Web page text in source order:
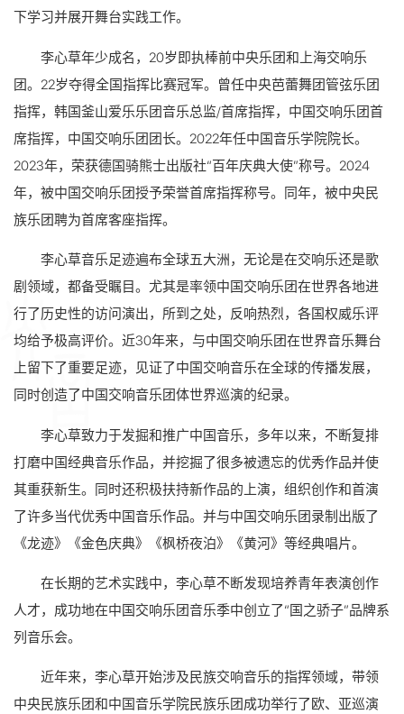
下学习并展开舞台实践工作。
李心草年少成名，20岁即执棒前中央乐团和上海交响乐
团。22岁夺得全国指挥比赛冠军。曾任中央芭蕾舞团管弦乐团
指挥，韩国釜山爱乐乐团音乐总监/首席指挥，中国交响乐团首
席指挥，中国交响乐团团长。2022年任中国音乐学院院长。
2023年，荣获德国骑熊士出版社“百年庆典大使”称号。2024
年，被中国交响乐团授予荣誉首席指挥称号。同年，被中央民
族乐团聘为首席客座指挥。
李心草音乐足迹遍布全球五大洲，无论是在交响乐还是歌
剧领域，都备受瞩目。尤其是率领中国交响乐团在世界各地进
行了历史性的访问演出，所到之处，反响热烈，各国权威乐评
均给予极高评价。近30年来，与中国交响乐团在世界音乐舞台
上留下了重要足迹，见证了中国交响音乐在全球的传播发展，
同时创造了中国交响音乐团体世界巡演的纪录。
李心草致力于发掘和推广中国音乐，多年以来，不断复排
打磨中国经典音乐作品，并挖掘了很多被遗忘的优秀作品并使
其重获新生。同时还积极扶持新作品的上演，组织创作和首演
了许多当代优秀中国音乐作品。并与中国交响乐团录制出版了
《龙迹》《金色庆典》《枫桥夜泊》《黄河》等经典唱片。
在长期的艺术实践中，李心草不断发现培养青年表演创作
人才，成功地在中国交响乐团音乐季中创立了“国之骄子”品牌系
列音乐会。
近年来，李心草开始涉及民族交响音乐的指挥领域，带领
中央民族乐团和中国音乐学院民族乐团成功举行了欧、亚巡演